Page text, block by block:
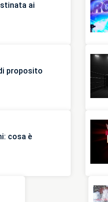
ai
proposito
cosa è